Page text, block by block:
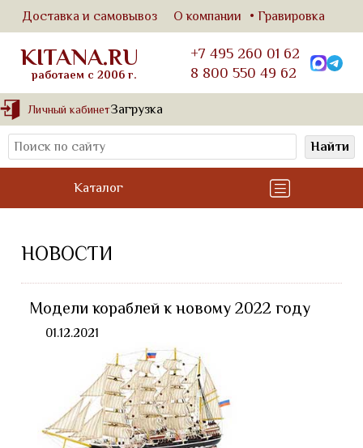
Доставка и самовывоз О компании Гравировка
KITANA.RU
работаем с 2006 г.
+7 495 260 01 62
8 800 550 49 62
Личный кабинетЗагрузка
Найти
Каталог
НОВОСТИ
Модели кораблей к новому 2022 году
01.12.2021